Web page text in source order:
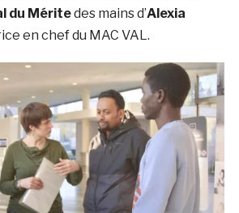
du Méritedes mains d’Alexia
en chef du MAC VAL.